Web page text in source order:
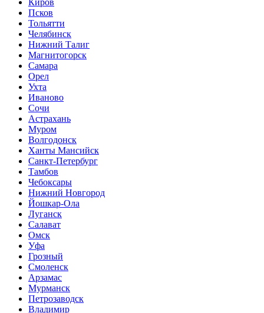
Киров
Псков
Тольятти
Челябинск
Нижний Талиг
Магнитогорск
Самара
Орел
Ухта
Иваново
Сочи
Астрахань
Муром
Волгодонск
Ханты Мансийск
Санкт-Петербург
Тамбов
Чебоксары
Нижний Новгород
Йошкар-Ола
Луганск
Салават
Омск
Уфа
Грозный
Смоленск
Арзамас
Мурманск
Петрозаводск
Владимир